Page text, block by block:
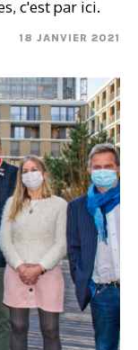
c'est par ici.
18 JANVIER 2021